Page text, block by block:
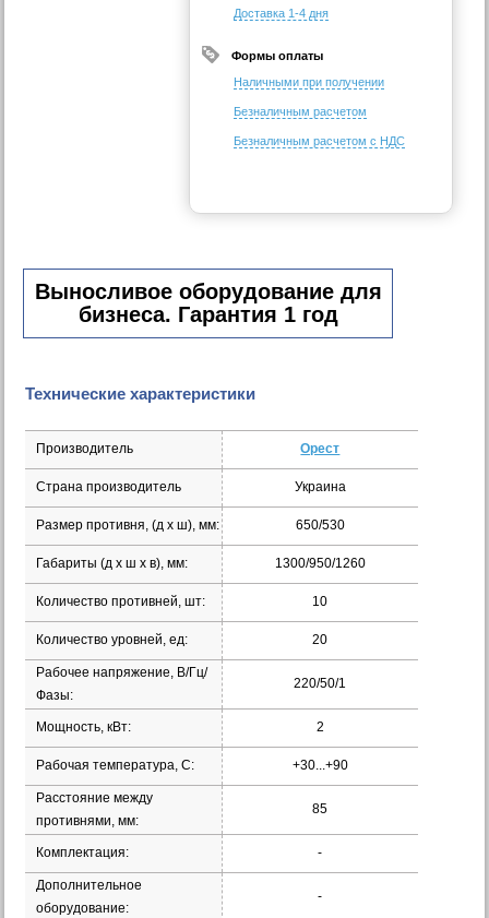
Доставка 1-4 дня
Формы оплаты
Наличными при получении
Безналичным расчетом
Безналичным расчетом с НДС
Выносливое оборудование для
бизнеса. Гарантия 1 год
Технические характеристики
Производитель Орест
Страна производитель Украина
Размер противня, (д х ш), мм: 650/530
Габариты (д х ш х в), мм: 1300/950/1260
Количество противней, шт: 10
Количество уровней, ед: 20
Рабочее напряжение, В/Гц/
Фазы:
220/50/1
Мощность, кВт: 2
Рабочая температура, С: +30...+90
Расстояние между
противнями, мм:
85
Комплектация: -
Дополнительное
оборудование:
-